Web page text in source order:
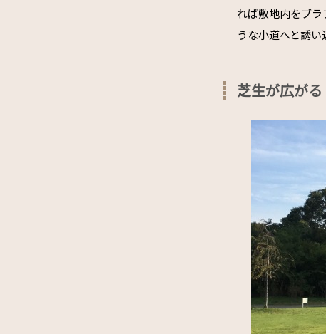
れば敷地内をブ
うな小道へと誘
芝生が広がる